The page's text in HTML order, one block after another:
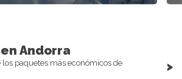
Andorra
paquetes más económicos de
>